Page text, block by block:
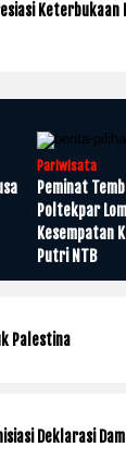
Pariwisata
Peminat
Poltekpar
Kesempatan
Putri NTB
Palestina
Deklarasi